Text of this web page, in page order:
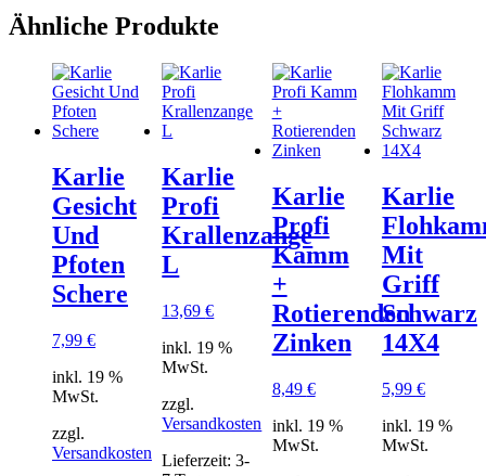
Ähnliche Produkte
Karlie
Gesicht
Und
Pfoten
Schere
7,99 €
inkl. 19 %
MwSt.
zzgl.
Versandkosten
Karlie
Profi
Krallenzange
L
13,69€
inkl. 19 %
MwSt.
zzgl.
Versandkosten
Lieferzeit:3-
Karlie
Profi
Kamm
+
Rotierenden
Zinken
8,49 €
inkl. 19 %
MwSt.
Karlie
Mit
Griff
Schwarz
14X4
5,99 €
inkl. 19 %
MwSt.